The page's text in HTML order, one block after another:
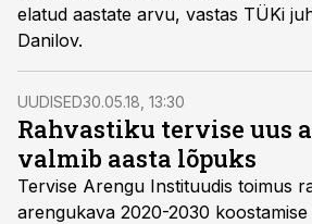
elatud aastate arvu, vastas TÜKi
Danilov.
UUDISED30.05.18, 13:30
Rahvastiku tervise uus
valmib aasta lõpuks
Tervise Arengu Instituudis toimus
arengukava 2020-2030 koostamise